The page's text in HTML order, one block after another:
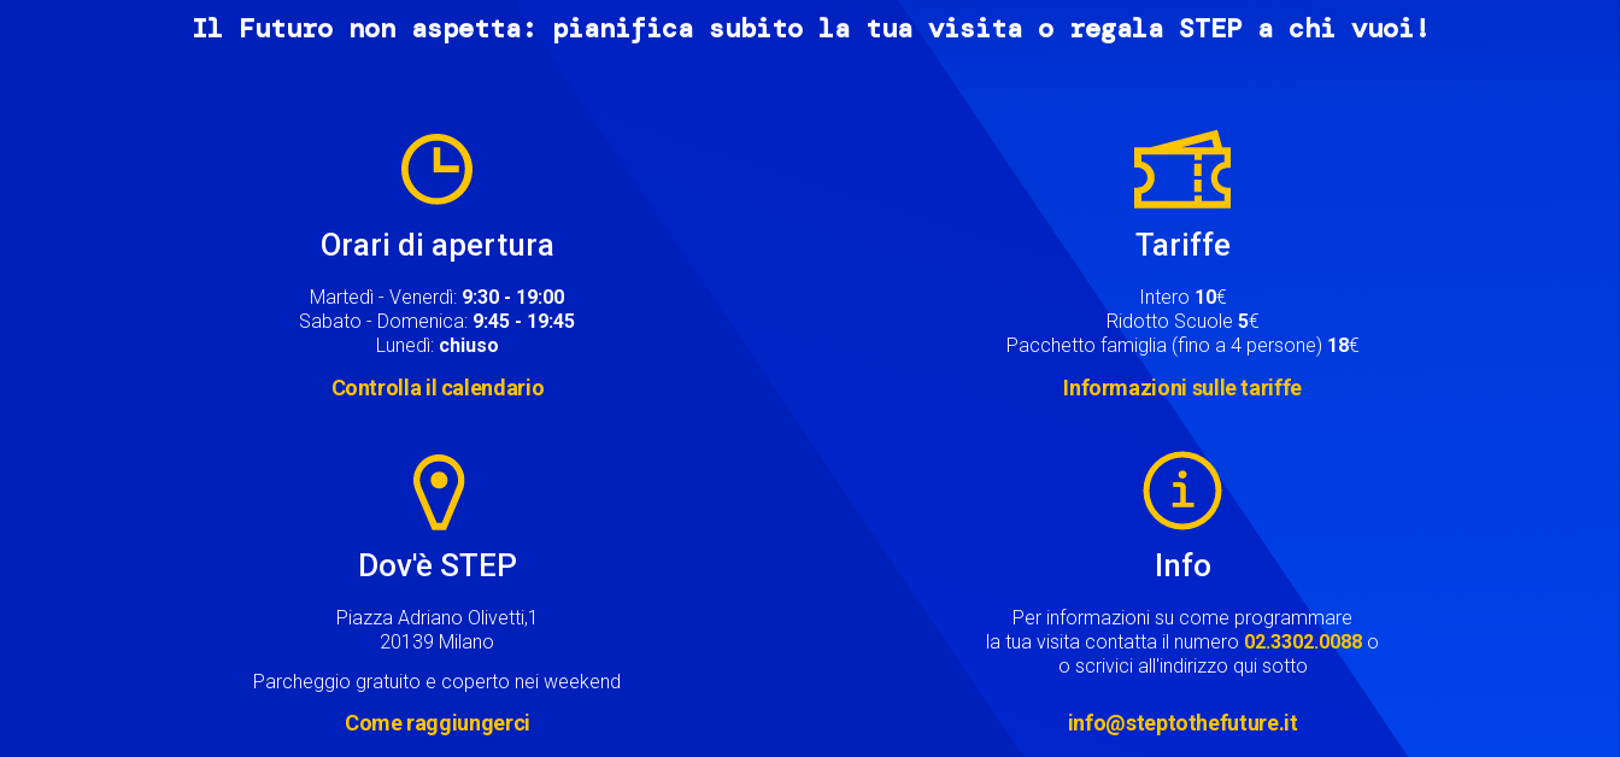
Il Futuro non aspetta: pianifica subito la tua visita o regala STEP a chi vuoi!
Orari di apertura
Martedì - Venerdì: 9:30 - 19:00
Sabato - Domenica: 9:45 - 19:45
Lunedì: chiuso
Controlla il calendario
Tariffe
Intero 10€
Ridotto Scuole 5€
Pacchetto famiglia (fino a 4 persone) 18€
Informazioni sulle tariffe
Dov'è STEP
Piazza Adriano Olivetti,1
20139 Milano
Parcheggio gratuito e coperto nei weekend
Come raggiungerci
Info
Per informazioni su come programmare
la tua visita contatta il numero 02.3302.0088 o
o scrivici all'indirizzo qui sotto
info@steptothefuture.it